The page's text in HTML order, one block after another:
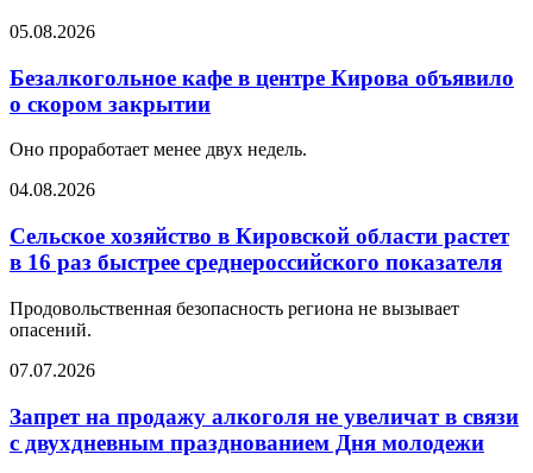
05.08.2026
Безалкогольное кафе в центре Кирова объявило
о скором закрытии
Оно проработает менее двух недель.
04.08.2026
Сельское хозяйство в Кировской области растет
в 16 раз быстрее среднероссийского показателя
Продовольственная безопасность региона не вызывает
опасений.
07.07.2026
Запрет на продажу алкоголя не увеличат в связи
с двухдневным празднованием Дня молодежи